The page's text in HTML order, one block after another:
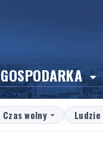
GOSPODARKA
Czas wolny Ludzie